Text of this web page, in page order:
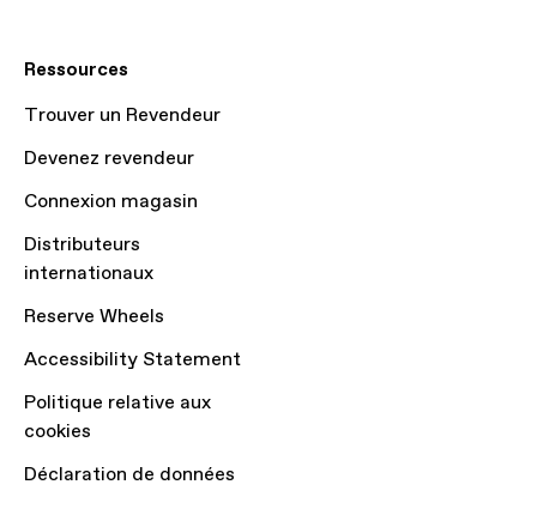
Ressources
Trouver un Revendeur
Devenez revendeur
Connexion magasin
Distributeurs
internationaux
Reserve Wheels
Accessibility Statement
Politique relative aux
cookies
Déclaration de données